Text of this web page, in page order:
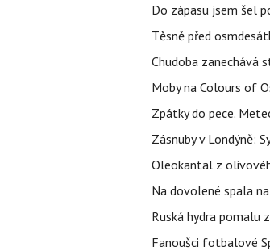
Do zápasu jsem šel
Těsně před
Chudoba zanechává
Moby na Colours of
Zpátky do pece.
Zásnuby v Londýně:
Oleokantal z
Na dovolené spala
Ruská hydra pomalu
Fanoušci fotbalové